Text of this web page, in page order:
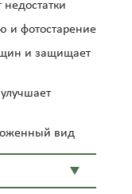
и фотостарение
и защищает
вид